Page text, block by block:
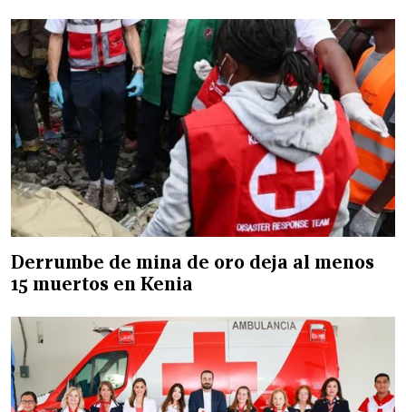
Derrumbe de mina de oro deja al menos
15 muertos en Kenia